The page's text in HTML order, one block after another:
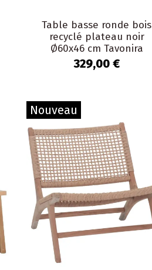
Table basse ronde bois
recyclé plateau noir
Ø60x46 cm Tavonira
329,00 €
Nouveau